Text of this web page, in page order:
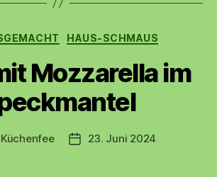
Kategorien
HAUS-SCHMAUS
Mozzarella im
Küchenfee Beitragsdatum
23. Juni 2024